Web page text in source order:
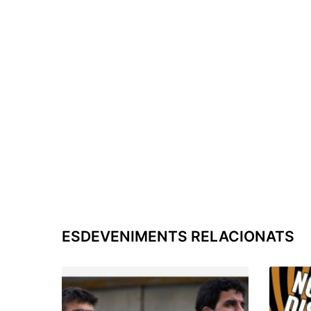
ESDEVENIMENTS RELACIONATS